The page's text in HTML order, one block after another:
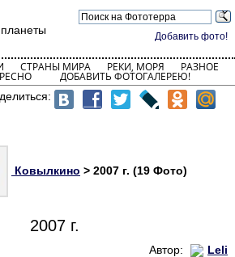
Добавить фото!
СТРАНЫ МИРА РЕКИ, МОРЯ РАЗНОЕ
ДОБАВИТЬ ФОТОГАЛЕРЕЮ!
Ковылкино > 2007 г. (19 Фото)
2007 г.
Автор: Leli